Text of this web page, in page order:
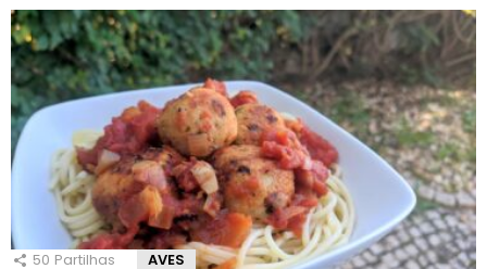
50 Partilhas AVES